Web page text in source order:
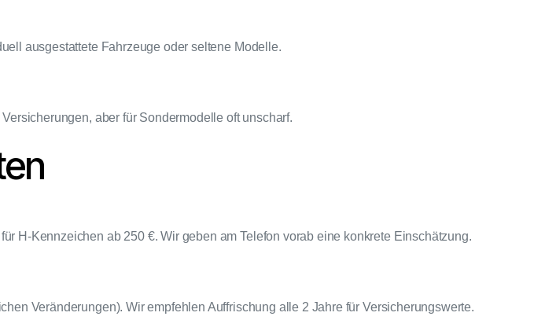
ausgestattete Fahrzeuge oder seltene Modelle.
aber für Sondermodelle oft unscharf.
H-Kennzeichen ab 250 €. Wir geben am Telefon vorab eine konkrete Einschätzung.
Veränderungen). Wir empfehlen Auffrischung alle 2 Jahre für Versicherungswerte.